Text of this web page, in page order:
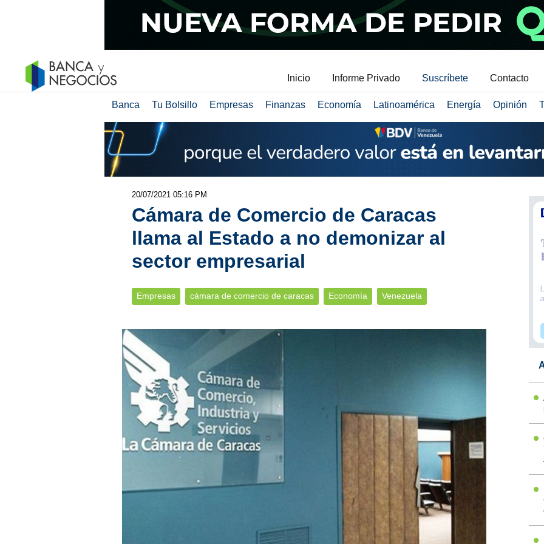
Inicio Informe Privado Suscríbete Contacto
Banca Tu Bolsillo Empresas Finanzas Economía Latinoamérica Energía Opinión
20/07/2021 05:16 PM
Cámara de Comercio de Caracas
llama al Estado a no demonizar al
sector empresarial
Empresas cámara de comercio de caracas Economía Venezuela